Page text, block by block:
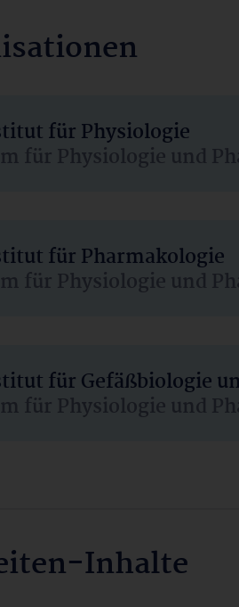
für Physiologie
für Physiologie und
für Pharmakologie
für Physiologie und
für Gefäßbiologie
für Physiologie und
Inhalte